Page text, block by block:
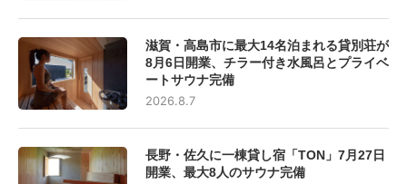
滋賀・高島市に最大14名泊まれる貸別荘が
8月6日開業、チラー付き水風呂とプライベ
ートサウナ完備
2026.8.7
長野・佐久に一棟貸し宿「TON」7月27日
開業、最大8人のサウナ完備